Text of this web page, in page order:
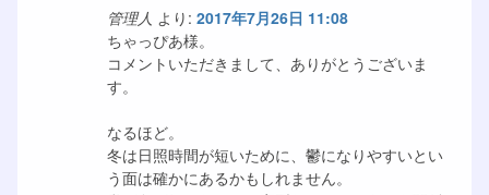
管理人 より: 2017年7月26日 11:08
ちゃっぴあ様。
コメントいただきまして、ありがとうございま
す。
なるほど。
冬は日照時間が短いために、鬱になりやすいとい
う面は確かにあるかもしれません。